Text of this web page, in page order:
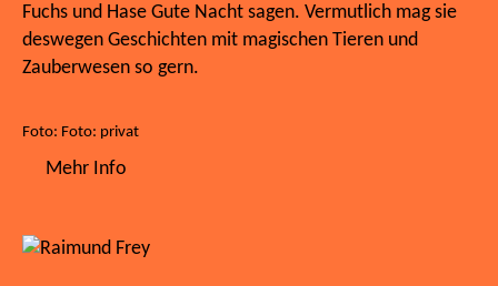
Fuchs und Hase Gute Nacht sagen. Vermutlich mag sie
deswegen Geschichten mit magischen Tieren und
Zauberwesen so gern.
Foto: Foto: privat
Mehr Info